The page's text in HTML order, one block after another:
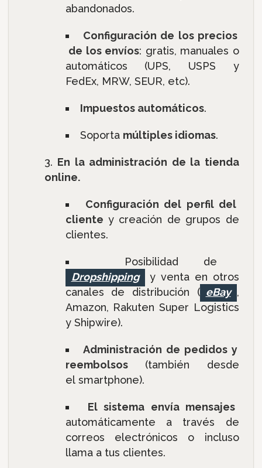
abandonados.
Configuración de los precios
de los envíos: gratis, manuales o
automáticos (UPS, USPS y
FedEx, MRW, SEUR, etc).
Impuestos automáticos.
Soporta múltiples idiomas.
En la administración de la tienda
online.
Configuración del perfil del
cliente y creación de grupos de
clientes.
Posibilidad de
Dropshipping
y venta en otros
canales de distribución ( eBay ,
Amazon, Rakuten Super Logistics
y Shipwire).
Administración de pedidos y
reembolsos(también desde
el smartphone).
El sistema envía mensajes
automáticamente a través de
correos electrónicos o incluso
llama a tus clientes.